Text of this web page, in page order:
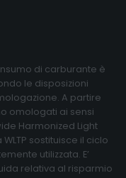
di carburante è
le disposizioni
A partire
omologati ai sensi
Harmonized Light
sostituisce il ciclo
utilizzata. E’
relativa al risparmio